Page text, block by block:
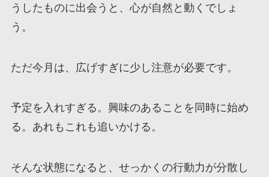
うしたものに出会うと、心が自然と動くでしょ
う。
ただ今月は、広げすぎに少し注意が必要です。
予定を入れすぎる。興味のあることを同時に始め
る。あれもこれも追いかける。
そんな状態になると、せっかくの行動力が分散し